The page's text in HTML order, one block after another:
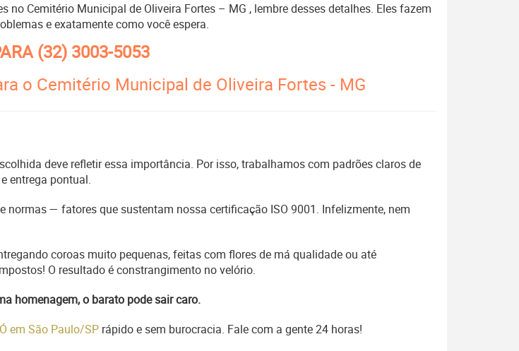
Cemitério Municipal de Oliveira Fortes – MG , lembre desses detalhes. Eles fazem
e exatamente como você espera.
(32) 3003-5053
o Cemitério Municipal de Oliveira Fortes - MG
deve refletir essa importância. Por isso, trabalhamos com padrões claros de
entrega pontual.
— fatores que sustentam nossa certificação ISO 9001. Infelizmente, nem
coroas muito pequenas, feitas com flores de má qualidade ou até
O resultado é constrangimento no velório.
homenagem, o barato pode sair caro.
em São Paulo/SP rápido e sem burocracia. Fale com a gente 24 horas!